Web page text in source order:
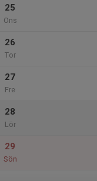
25
Ons
26
Tor
27
Fre
28
Lör
29
Sön